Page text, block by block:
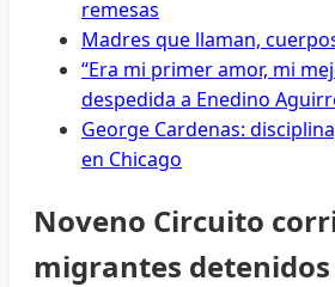
remesas
Madres que llaman,
“Era mi primer amor, mi
despedida a Enedino
George Cardenas:
en Chicago
Noveno Circuito
migrantes